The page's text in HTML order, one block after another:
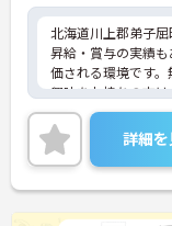
北海道川上郡弟子屈
昇給・賞与の実績
価される環境です
興味をお持ちの方
い。
詳細